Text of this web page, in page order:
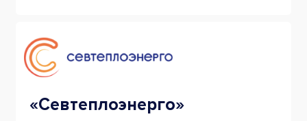
«Севтеплоэнерго»